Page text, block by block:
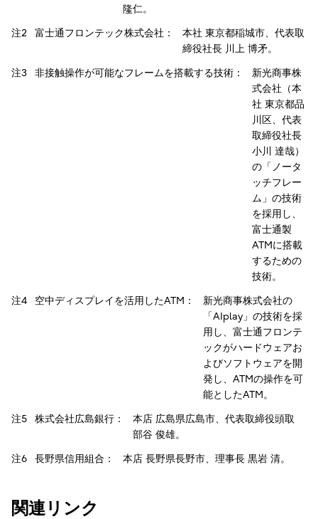
隆仁。
注2 富士通フロンテック株式会社：
本社 東京都稲城市、代表取
締役社長 川上 博矛。
注3 非接触操作が可能なフレームを搭載する技術：
新光商事株
式会社（本
社 東京都品
川区、代表
取締役社長
小川 達哉）
の「ノータ
ッチフレー
ム」の技術
を採用し、
富士通製
ATMに搭載
するための
技術。
注4 空中ディスプレイを活用したATM：
新光商事株式会社の
「AIplay」の技術を採
用し、富士通フロンテ
ックがハードウェアお
よびソフトウェアを開
発し、ATMの操作を可
能としたATM。
注5 株式会社広島銀行：
本店 広島県広島市、代表取締役頭取
部谷 俊雄。
注6 長野県信用組合：
本店 長野県長野市、理事長 黒岩 清。
関連リンク